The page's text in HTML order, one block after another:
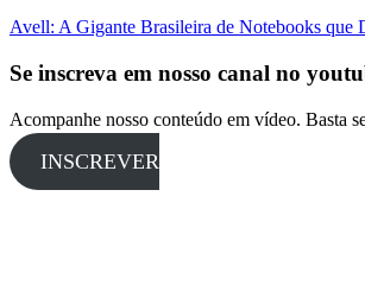
Avell: A Gigante Brasileira de Notebooks que
Se inscreva em nosso canal no
Acompanhe nosso conteúdo em vídeo. Basta
INSCREVER